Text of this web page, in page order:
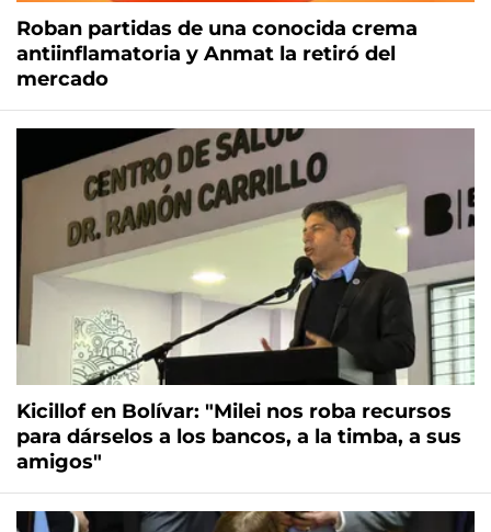
Roban partidas de una conocida crema
antiinflamatoria y Anmat la retiró del
mercado
Kicillof en Bolívar: "Milei nos roba recursos
para dárselos a los bancos, a la timba, a sus
amigos"